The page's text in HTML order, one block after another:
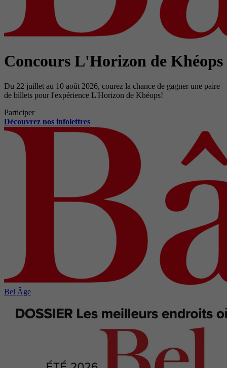
Concours L'Horizon de Khéops
Du 22 juillet au 10 août 2026, courez la chance de gagner une paire
de billets pour l'expérience L'Horizon de Khéops!
Participer
Découvrez nos infolettres
Bel Âge